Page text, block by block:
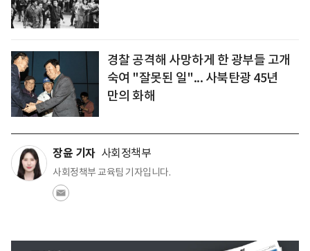
경찰 공격해 사망하게 한 광부들 고개
숙여 "잘못된 일"... 사북탄광 45년
만의 화해
장윤 기자 사회정책부
사회정책부 교육팀 기자입니다.